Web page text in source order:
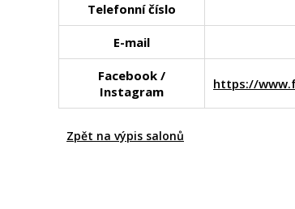
Telefonní číslo
E-mail
Facebook /
Instagram
https://
Zpět na výpis salonů